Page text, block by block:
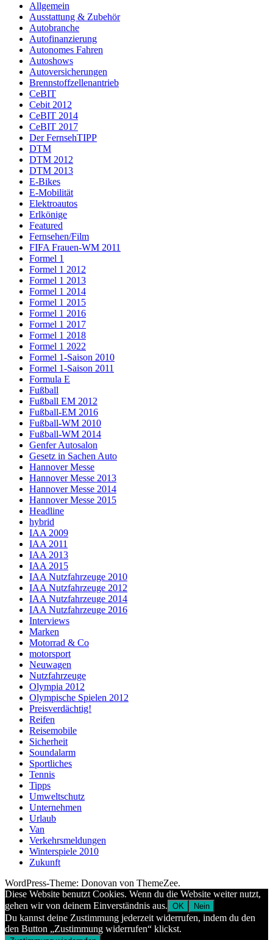
Allgemein
Ausstattung & Zubehör
Autobranche
Autofinanzierung
Autonomes Fahren
Autoshows
Autoversicherungen
Brennstoffzellenantrieb
CeBIT
Cebit 2012
CeBIT 2014
CeBIT 2017
Der FernsehTIPP
DTM
DTM 2012
DTM 2013
E-Bikes
E-Mobilität
Elektroautos
Erlkönige
Featured
Fernsehen/Film
FIFA Frauen-WM 2011
Formel 1
Formel 1 2012
Formel 1 2013
Formel 1 2014
Formel 1 2015
Formel 1 2016
Formel 1 2017
Formel 1 2018
Formel 1 2022
Formel 1-Saison 2010
Formel 1-Saison 2011
Formula E
Fußball
Fußball EM 2012
Fußball-EM 2016
Fußball-WM 2010
Fußball-WM 2014
Genfer Autosalon
Gesetz in Sachen Auto
Hannover Messe
Hannover Messe 2013
Hannover Messe 2014
Hannover Messe 2015
Headline
hybrid
IAA 2009
IAA 2011
IAA 2013
IAA 2015
IAA Nutzfahrzeuge 2010
IAA Nutzfahrzeuge 2012
IAA Nutzfahrzeuge 2014
IAA Nutzfahrzeuge 2016
Interviews
Marken
Motorrad & Co
motorsport
Neuwagen
Nutzfahrzeuge
Olympia 2012
Olympische Spielen 2012
Preisverdächtig!
Reifen
Reisemobile
Sicherheit
Soundalarm
Sportliches
Tennis
Tipps
Umweltschutz
Unternehmen
Urlaub
Van
Verkehrsmeldungen
Winterspiele 2010
Zukunft
WordPress-Theme: Donovan von ThemeZee.
Diese Website benutzt Cookies. Wenn du die Website weiter nutzt,
gehen wir von deinem Einverständnis aus. OK Nein
Du kannst deine Zustimmung jederzeit widerrufen, indem du den
den Button „Zustimmung widerrufen“ klickst.